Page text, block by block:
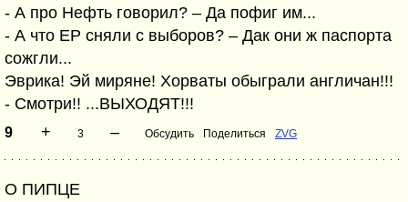
- А про Нефть говорил? – Да пофиг им...
- А что ЕР сняли с выборов? – Дак они ж паспорта
сожгли...
Эврика! Эй миряне! Хорваты обыграли англичан!!!
- Смотри!! ...ВЫХОДЯТ!!!
9 + 3 – Обсудить Поделиться ZVG
О ПИПЦЕ